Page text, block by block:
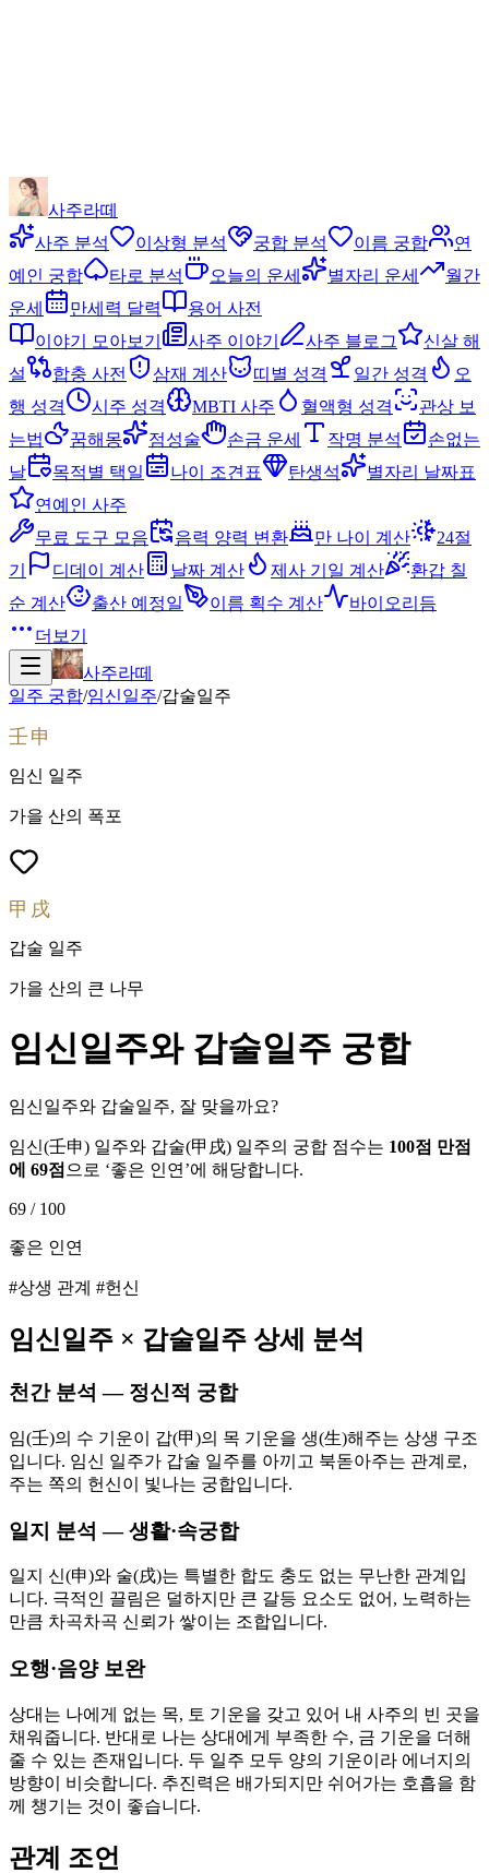
사주라떼
사주 분석
이상형 분석 궁합 분석 이름 궁합
연
예인 궁합
타로 분석 오늘의 운세 별자리 운세
월간
운세
만세력 달력
용어 사전
이야기 모아보기
사주 이야기 사주 블로그
신살 해
설
합충 사전 삼재 계산 띠별 성격 일간 성격
오
행 성격
시주 성격 MBTI 사주 혈액형 성격
관상 보
는법
꿈해몽 점성술 손금 운세 작명 분석
손없는
날
목적별 택일 나이 조견표 탄생석
별자리 날짜표
연예인 사주
무료 도구 모음
음력 양력 변환 만 나이 계산
24절
기
디데이 계산 날짜 계산 제사 기일 계산
환갑 칠
순 계산
출산 예정일 이름 획수 계산
바이오리듬
더보기
사주라떼
일주 궁합/임신일주/갑술일주
壬申
임신 일주
가을 산의 폭포
甲戌
갑술 일주
가을 산의 큰 나무
임신일주와 갑술일주 궁합
임신일주와 갑술일주, 잘 맞을까요?
임신(壬申) 일주와 갑술(甲戌) 일주의 궁합 점수는 100점 만점
에 69점 으로 ‘좋은 인연 ’에 해당합니다.
69 / 100
좋은 인연
#상생 관계 #헌신
임신일주 × 갑술일주 상세 분석
천간 분석 — 정신적 궁합
임(壬)의 수 기운이 갑(甲)의 목 기운을 생(生)해주는 상생 구조
입니다. 임신 일주가 갑술 일주를 아끼고 북돋아주는 관계로,
주는 쪽의 헌신이 빛나는 궁합입니다.
일지 분석 — 생활·속궁합
일지 신(申)와 술(戌)는 특별한 합도 충도 없는 무난한 관계입
니다. 극적인 끌림은 덜하지만 큰 갈등 요소도 없어, 노력하는
만큼 차곡차곡 신뢰가 쌓이는 조합입니다.
오행·음양 보완
상대는 나에게 없는 목, 토 기운을 갖고 있어 내 사주의 빈 곳을
채워줍니다. 반대로 나는 상대에게 부족한 수, 금 기운을 더해
줄 수 있는 존재입니다. 두 일주 모두 양의 기운이라 에너지의
방향이 비슷합니다. 추진력은 배가되지만 쉬어가는 호흡을 함
께 챙기는 것이 좋습니다.
관계 조언